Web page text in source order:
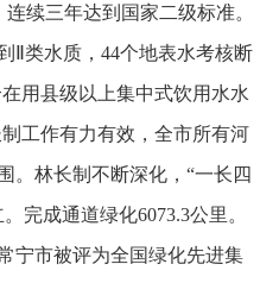
续三年达到国家二级标准。
Ⅱ类水质，44个地表水考核断
用县级以上集中式饮用水水
工作有力有效，全市所有河
。林长制不断深化，“一长四
完成通道绿化6073.3公里。
宁市被评为全国绿化先进集